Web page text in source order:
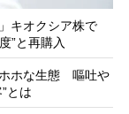
キオクシア株で
”と再購入
ホホな生態 嘔吐や
とは